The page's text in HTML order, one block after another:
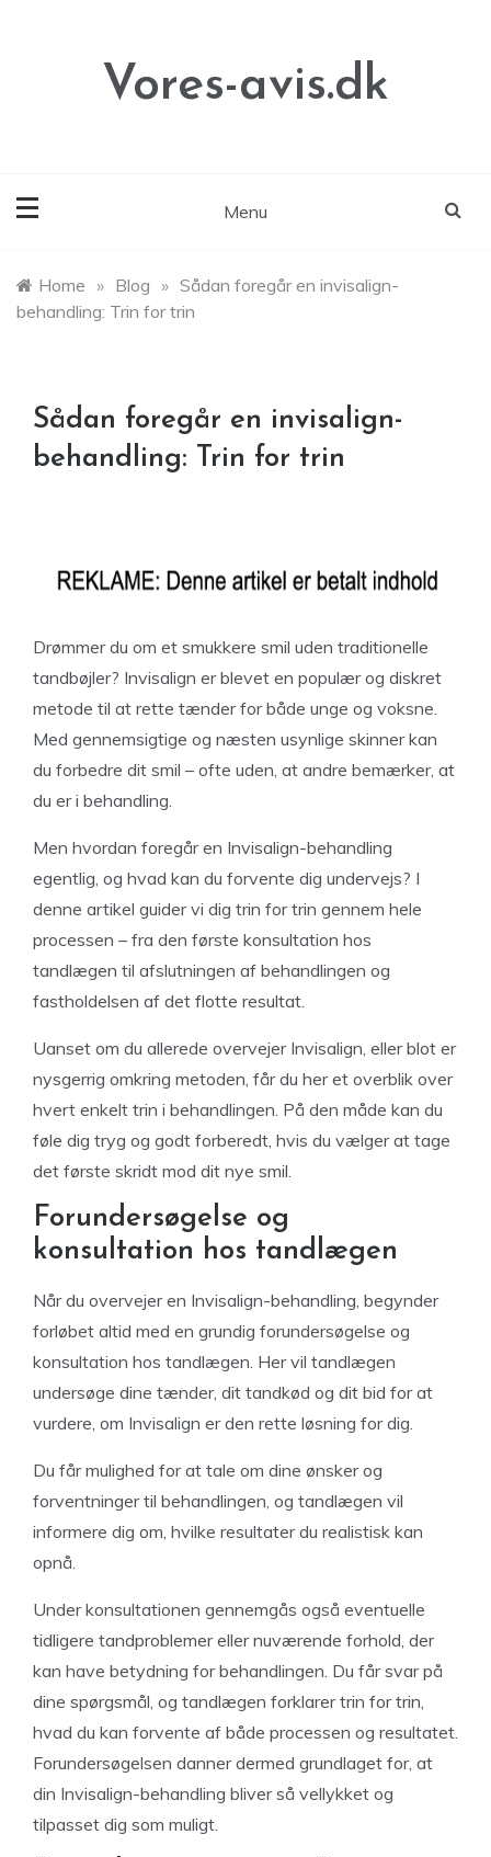
Vores-avis.dk
Menu
Home » Blog » Sådan foregår en invisalign-
behandling: Trin for trin
Sådan foregår en invisalign-
behandling: Trin for trin
Drømmer du om et smukkere smil uden traditionelle
tandbøjler? Invisalign er blevet en populær og diskret
metode til at rette tænder for både unge og voksne.
Med gennemsigtige og næsten usynlige skinner kan
du forbedre dit smil – ofte uden, at andre bemærker, at
du er i behandling.
Men hvordan foregår en Invisalign-behandling
egentlig, og hvad kan du forvente dig undervejs? I
denne artikel guider vi dig trin for trin gennem hele
processen – fra den første konsultation hos
tandlægen til afslutningen af behandlingen og
fastholdelsen af det flotte resultat.
Uanset om du allerede overvejer Invisalign, eller blot er
nysgerrig omkring metoden, får du her et overblik over
hvert enkelt trin i behandlingen. På den måde kan du
føle dig tryg og godt forberedt, hvis du vælger at tage
det første skridt mod dit nye smil.
Forundersøgelse og
konsultation hos tandlægen
Når du overvejer en Invisalign-behandling, begynder
forløbet altid med en grundig forundersøgelse og
konsultation hos tandlægen. Her vil tandlægen
undersøge dine tænder, dit tandkød og dit bid for at
vurdere, om Invisalign er den rette løsning for dig.
Du får mulighed for at tale om dine ønsker og
forventninger til behandlingen, og tandlægen vil
informere dig om, hvilke resultater du realistisk kan
opnå.
Under konsultationen gennemgås også eventuelle
tidligere tandproblemer eller nuværende forhold, der
kan have betydning for behandlingen. Du får svar på
dine spørgsmål, og tandlægen forklarer trin for trin,
hvad du kan forvente af både processen og resultatet.
Forundersøgelsen danner dermed grundlaget for, at
din Invisalign-behandling bliver så vellykket og
tilpasset dig som muligt.